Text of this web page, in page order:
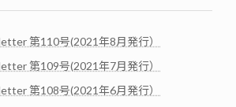
第110号(2021年8月発行）
第109号(2021年7月発行）
第108号(2021年6月発行）